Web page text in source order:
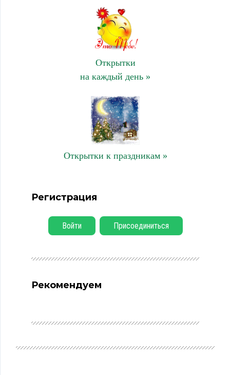
Открытки
на каждый день »
Открытки к праздникам »
Регистрация
Войти Присоединиться
Рекомендуем